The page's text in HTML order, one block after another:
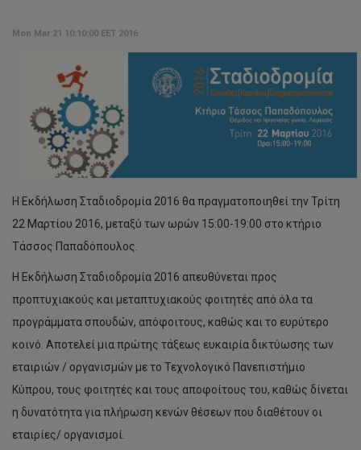
Mon Mar 21 10:10:00 EET 2016
Η Εκδήλωση Σταδιοδρομία 2016 θα πραγματοποιηθεί την Τρίτη
22 Μαρτίου 2016, μεταξύ των ωρών 15:00-19:00 στο κτήριο
Τάσσος Παπαδόπουλος.
Η Εκδήλωση Σταδιοδρομία 2016 απευθύνεται προς
προπτυχιακούς και μεταπτυχιακούς φοιτητές από όλα τα
προγράμματα σπουδών, απόφοιτους, καθώς και το ευρύτερο
κοινό. Αποτελεί μια πρώτης τάξεως ευκαιρία δικτύωσης των
εταιριών / οργανισμών με το Τεχνολογικό Πανεπιστήμιο
Κύπρου, τους φοιτητές και τους αποφοίτους του, καθώς δίνεται
η δυνατότητα για πλήρωση κενών θέσεων που διαθέτουν οι
εταιρίες/ οργανισμοί.